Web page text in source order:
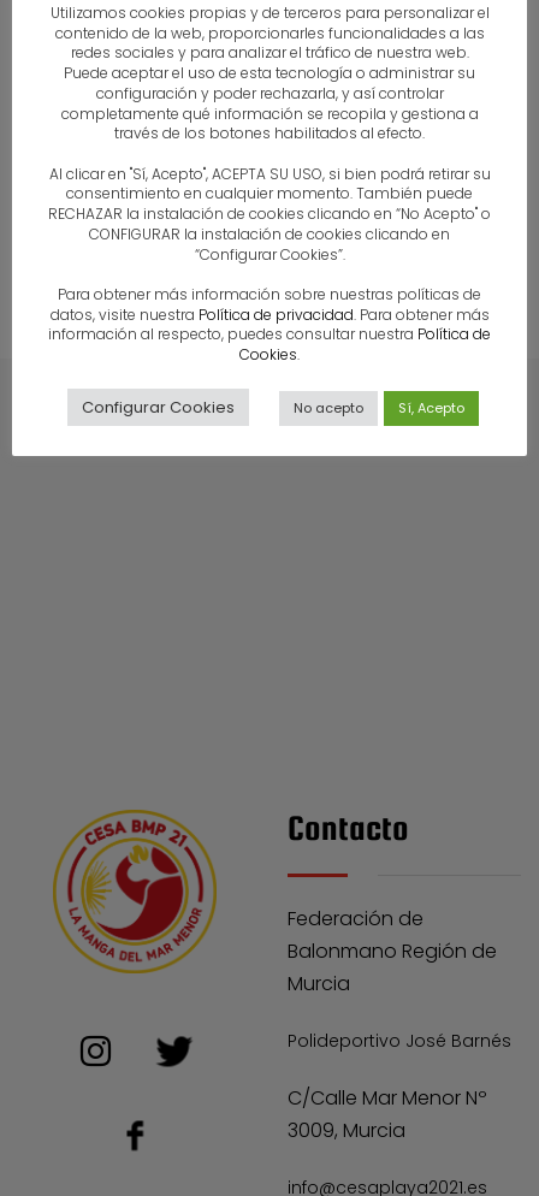
ARCHIVES
agosto 2021
CATEGORIES
Uncategorized
Contacto
Federación de
Balonmano Región de
Murcia
Polideportivo José Barnés
C/Calle Mar Menor Nº
3009, Murcia
info@cesaplaya2021.es
Utilizamos cookies propias y de terceros para personalizar el
contenido de la web, proporcionarles funcionalidades a las
redes sociales y para analizar el tráfico de nuestra web.
Puede aceptar el uso de esta tecnología o administrar su
configuración y poder rechazarla, y así controlar
completamente qué información se recopila y gestiona a
través de los botones habilitados al efecto.
Al clicar en "Sí, Acepto", ACEPTA SU USO, si bien podrá retirar su
consentimiento en cualquier momento. También puede
RECHAZAR la instalación de cookies clicando en “No Acepto" o
CONFIGURAR la instalación de cookies clicando en
“Configurar Cookies”.
Para obtener más información sobre nuestras políticas de
datos, visite nuestra Política de privacidad. Para obtener más
información al respecto, puedes consultar nuestra Política de
Cookies.
Configurar Cookies No acepto Sí, Acepto